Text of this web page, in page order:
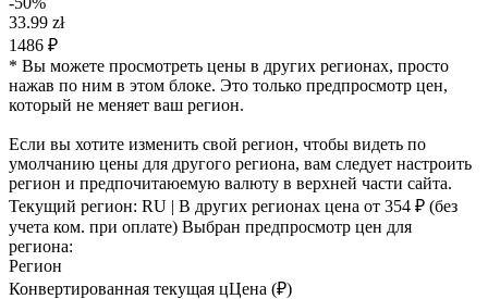
33.99 zł
1486 ₽
* Вы можете просмотреть цены в других регионах, просто
нажав по ним в этом блоке. Это только предпросмотр цен,
который не меняет ваш регион.
Если вы хотите изменить свой регион, чтобы видеть по
умолчанию цены для другого региона, вам следует настроить
регион и предпочитаюемую валюту в верхней части сайта.
Текущий регион: RU | В других регионах цена от 354 ₽ (без
учета ком. при оплате) Выбран предпросмотр цен для
региона:
Регион
Конвертированная текущая цЦена (₽)